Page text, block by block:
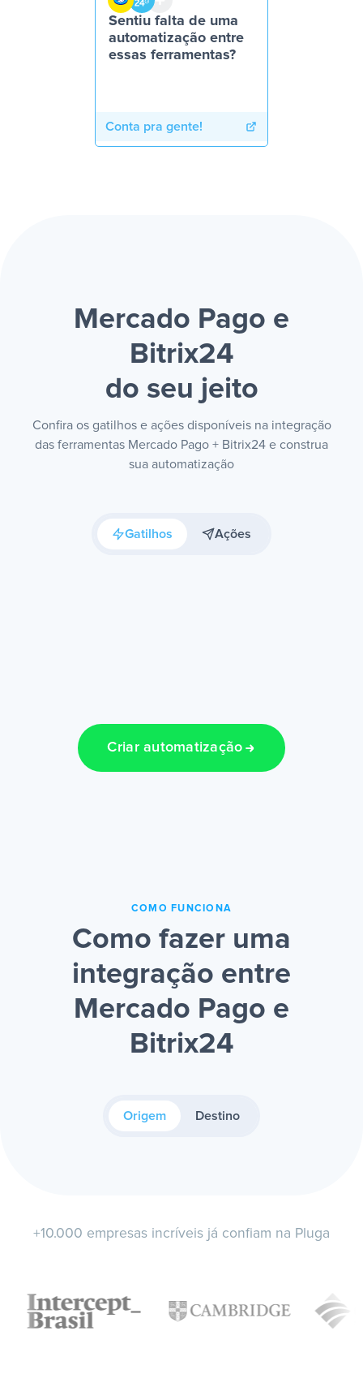
Sentiu falta de uma
automatização entre
essas ferramentas?
Conta pra gente!
Mercado Pago e
Bitrix24
do seu jeito
Confira os gatilhos e ações disponíveis na integração
das ferramentas Mercado Pago + Bitrix24 e construa
sua automatização
Gatilhos Ações
Criar automatização
COMO FUNCIONA
Como fazer uma
integração entre
Mercado Pago e
Bitrix24
Origem Destino
+10.000 empresas incríveis já confiam na Pluga